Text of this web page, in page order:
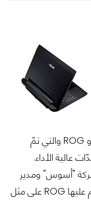
"ريببلك أوف جيمرز" Republic of Gamers أو ROG والتي تمّ
"أسوس" ومدير
عام المبيعات العالمية: "ترتكز الفلسفة التي تقوم عليها ROG على مثل